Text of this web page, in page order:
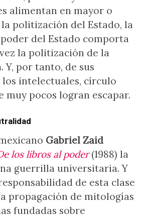
alimentan en mayor o
politización del Estado, la
del Estado comporta
la politización de la
por tanto, de sus
intelectuales, círculo
muy pocos logran escapar.
Gabriel Zaid
los libros al poder(1988) la
guerrilla universitaria. Y
de esta clase
propagación de mitologías
fundadas sobre